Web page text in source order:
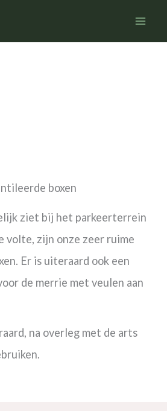
boxen
ziet bij het parkeerterrein
volte, zijn onze zeer ruime
Er is uiteraard ook een
de merrie met veulen aan
na overleg met de arts